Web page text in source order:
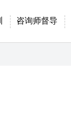
咨询师督导